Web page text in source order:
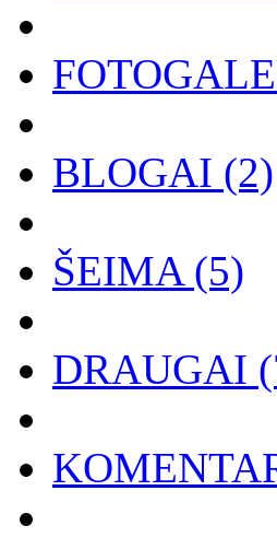
BLOGAI (2)
ŠEIMA(5)
DRAUGAI